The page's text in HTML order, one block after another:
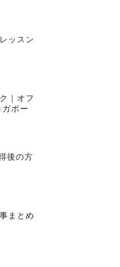
ッスン
｜オフ
ポー
後の方
まとめ